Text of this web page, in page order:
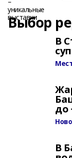
Выбор
В
до
В